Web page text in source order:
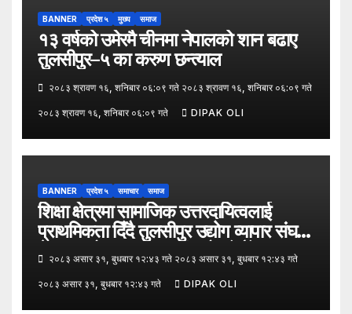
BANNER प्रदेश ५ मुख्य समाज
१३ वर्षको उमेरमै चीनमा नेपालको शान बढाए
तुलसीपुर–५ का करुण छन्त्याल
२०८३ श्रावण १६, शनिबार ०६:०९ गते २०८३ श्रावण १६, शनिबार ०६:०९ गते
२०८३ श्रावण १६, शनिबार ०६:०९ गते DIPAK OLI
BANNER प्रदेश ५ समाचार समाज
शिक्षा क्षेत्रमा सामाजिक उत्तरदायित्वलाई
प्राथमिकता दिँदै तुलसीपुर उद्योग व्यापार संघले
नेपाल उद्योग व्यापार महासंघको पाँचौँ स्थापना
दिवसको अवसर पारेर तुलसीपुर
उपमहानगरपालिका–५, गैरापातु स्थित श्री
जनश्रमिक आ बि विद्यालयका विद्यार्थीहरूलाई
२०८३ असार ३१, बुधबार १२:४३ गते २०८३ असार ३१, बुधबार १२:४३ गते
२०८३ असार ३१, बुधबार १२:४३ गते DIPAK OLI